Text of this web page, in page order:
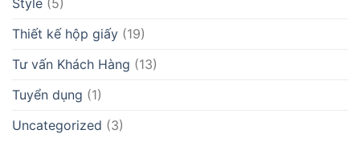
Thiết kế hộp giấy (19)
Tư vấn Khách Hàng (13)
Tuyển dụng (1)
Uncategorized (3)